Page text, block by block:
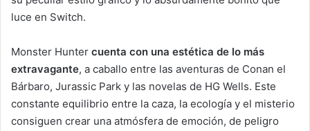
luce en Switch.
Monster Hunter cuenta con una estética de lo más
extravagante, a caballo entre las aventuras de Conan el
Bárbaro, Jurassic Park y las novelas de HG Wells. Este
constante equilibrio entre la caza, la ecología y el misterio
consiguen crear una atmósfera de emoción, de peligro